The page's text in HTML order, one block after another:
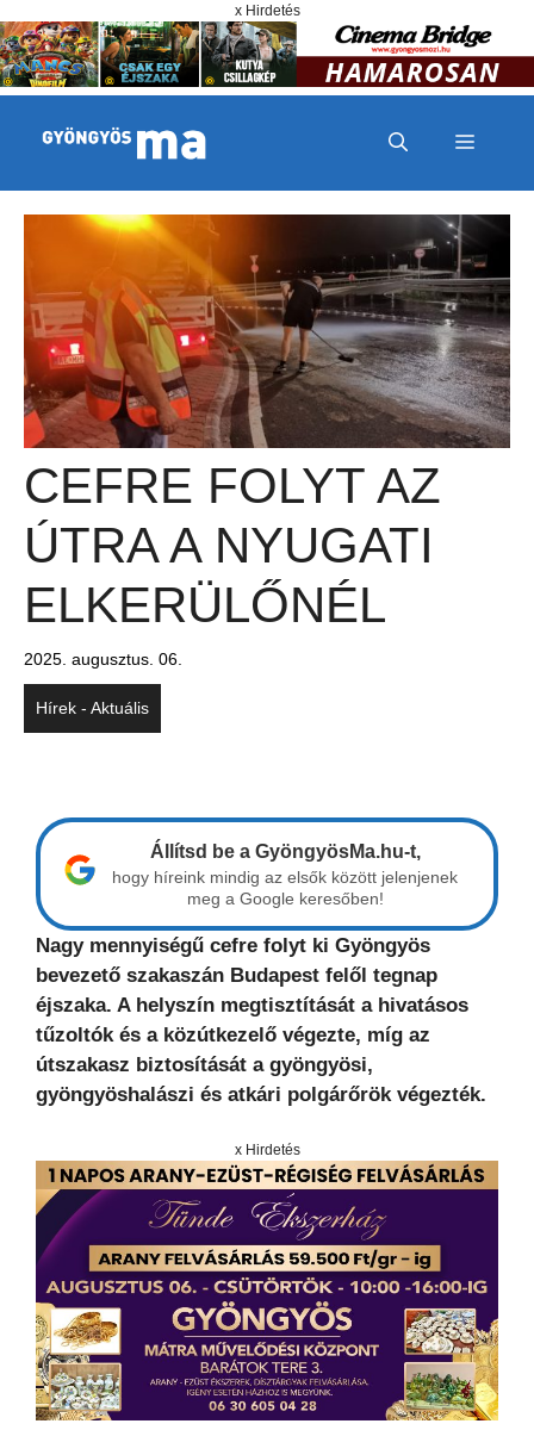
x Hirdetés
MENÜ
CEFRE FOLYT AZ
ÚTRA A NYUGATI
ELKERÜLŐNÉL
2025. augusztus. 06.
Hírek - Aktuális
Állítsd be a GyöngyösMa.hu-t,
hogy híreink mindig az elsők között jelenjenek
meg a Google keresőben!
Nagy mennyiségű cefre folyt ki Gyöngyös
bevezető szakaszán Budapest felől tegnap
éjszaka. A helyszín megtisztítását a hivatásos
tűzoltók és a közútkezelő végezte, míg az
útszakasz biztosítását a gyöngyösi,
gyöngyöshalászi és atkári polgárőrök végezték.
x Hirdetés